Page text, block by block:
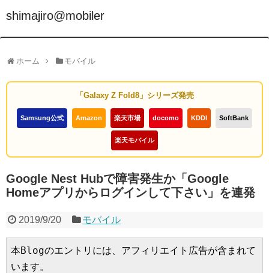
shimajiro@mobiler
ホーム モバイル
「Galaxy Z Fold8」シリーズ発売
Samsung公式 Amazon 楽天市場 docomo KDDI SoftBank
楽天モバイル
Google Nest Hubで障害発生か「Google
Homeアプリからログインして下さい」を連発
2019/9/20 モバイル
本Blogのエントリには、アフィリエイト広告が含まれて
います。